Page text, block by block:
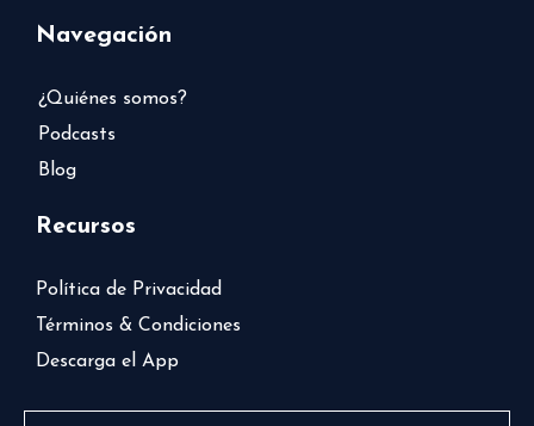
Navegación
¿Quiénes somos?
Podcasts
Blog
Recursos
Política de Privacidad
Términos & Condiciones
Descarga el App